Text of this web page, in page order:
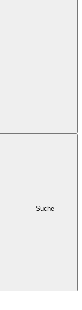
Suche